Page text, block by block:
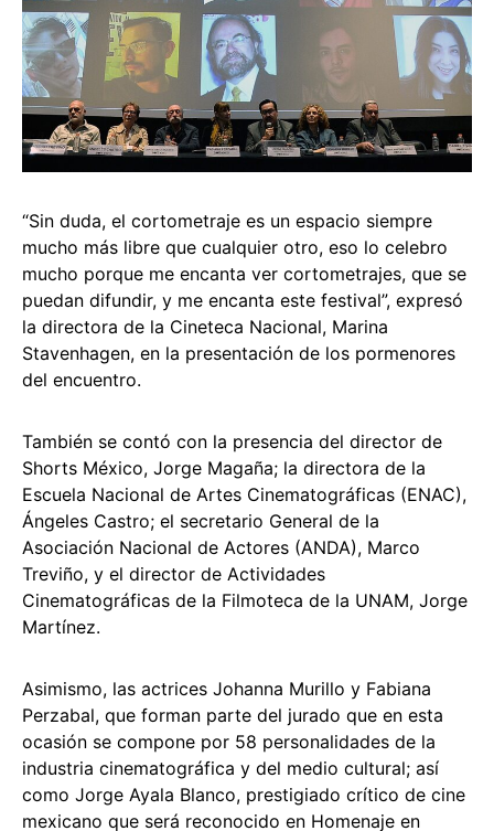
“Sin duda, el cortometraje es un espacio siempre
mucho más libre que cualquier otro, eso lo celebro
mucho porque me encanta ver cortometrajes, que se
puedan difundir, y me encanta este festival”, expresó
la directora de la Cineteca Nacional, Marina
Stavenhagen, en la presentación de los pormenores
del encuentro.
También se contó con la presencia del director de
Shorts México, Jorge Magaña; la directora de la
Escuela Nacional de Artes Cinematográficas (ENAC),
Ángeles Castro; el secretario General de la
Asociación Nacional de Actores (ANDA), Marco
Treviño, y el director de Actividades
Cinematográficas de la Filmoteca de la UNAM, Jorge
Martínez.
Asimismo, las actrices Johanna Murillo y Fabiana
Perzabal, que forman parte del jurado que en esta
ocasión se compone por 58 personalidades de la
industria cinematográfica y del medio cultural; así
como Jorge Ayala Blanco, prestigiado crítico de cine
mexicano que será reconocido en Homenaje en